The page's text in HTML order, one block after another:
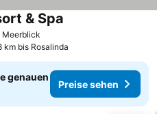
Meerblick
& Spa
km bis Rosalinda
genauen
Preise sehen